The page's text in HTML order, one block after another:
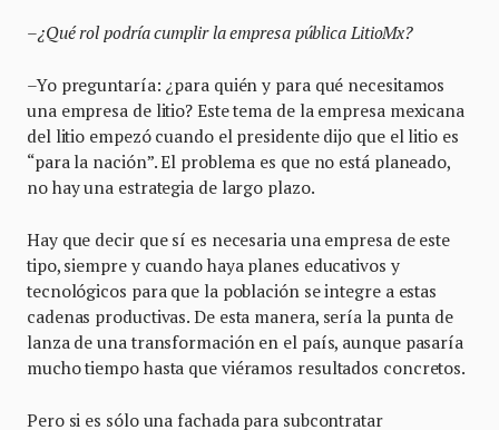
–¿Qué rol podría cumplir la empresa pública LitioMx?
–Yo preguntaría: ¿para quién y para qué necesitamos
una empresa de litio? Este tema de la empresa mexicana
del litio empezó cuando el presidente dijo que el litio es
“para la nación”. El problema es que no está planeado,
no hay una estrategia de largo plazo.
Hay que decir que sí es necesaria una empresa de este
tipo, siempre y cuando haya planes educativos y
tecnológicos para que la población se integre a estas
cadenas productivas. De esta manera, sería la punta de
lanza de una transformación en el país, aunque pasaría
mucho tiempo hasta que viéramos resultados concretos.
Pero si es sólo una fachada para subcontratar